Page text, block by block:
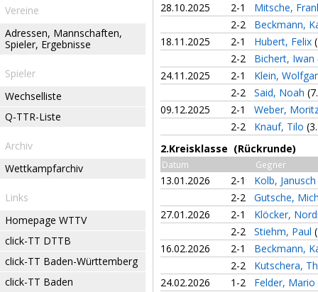
Vereine
Adressen, Mannschaften,
Spieler, Ergebnisse
Spieler
Wechselliste
Q-TTR-Liste
Archiv
Wettkampfarchiv
Links
Homepage WTTV
click-TT DTTB
click-TT Baden-Württemberg
click-TT Baden
28.10.2025
2-1
Mitsche,
2-2
Beckmann,
18.11.2025
2-1 Hubert, Felix
2-2
Bichert, Iwan
24.11.2025
2-1
Klein,
2-2
Said, Noah
09.12.2025
2-1
Weber,
2-2
Knauf, Tilo
2.Kreisklasse (Rückrunde)
Datum Gegner
13.01.2026 2-1
Kolb, Janusch
2-2
Gutsche,
27.01.2026
2-1
Klöcker,
2-2
Stiehm, Paul
16.02.2026
2-1
Beckmann,
2-2
Kutschera,
24.02.2026
1-2
Felder, Mario